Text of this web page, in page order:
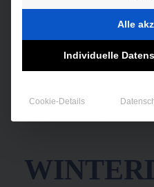
Alle
Individuelle
Cookie-Details